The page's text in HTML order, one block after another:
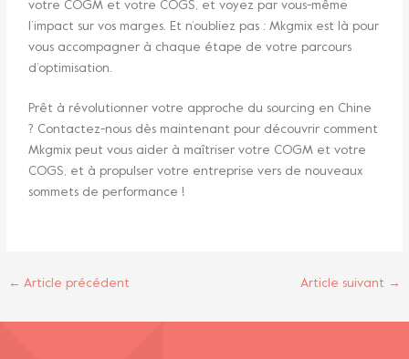
votre COGM et votre COGS, et voyez par vous-même
l’impact sur vos marges. Et n’oubliez pas : Mkgmix est là pour
vous accompagner à chaque étape de votre parcours
d’optimisation.
Prêt à révolutionner votre approche du sourcing en Chine
? Contactez-nous dès maintenant pour découvrir comment
Mkgmix peut vous aider à maîtriser votre COGM et votre
COGS, et à propulser votre entreprise vers de nouveaux
sommets de performance !
← Article précédent Article suivant →